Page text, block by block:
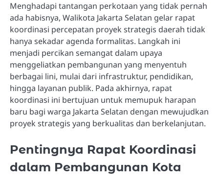
Menghadapi tantangan perkotaan yang tidak pernah
ada habisnya, Walikota Jakarta Selatan gelar rapat
koordinasi percepatan proyek strategis daerah tidak
hanya sekadar agenda formalitas. Langkah ini
menjadi percikan semangat dalam upaya
menggeliatkan pembangunan yang menyentuh
berbagai lini, mulai dari infrastruktur, pendidikan,
hingga layanan publik. Pada akhirnya, rapat
koordinasi ini bertujuan untuk memupuk harapan
baru bagi warga Jakarta Selatan dengan mewujudkan
proyek strategis yang berkualitas dan berkelanjutan.
Pentingnya Rapat Koordinasi
dalam Pembangunan Kota